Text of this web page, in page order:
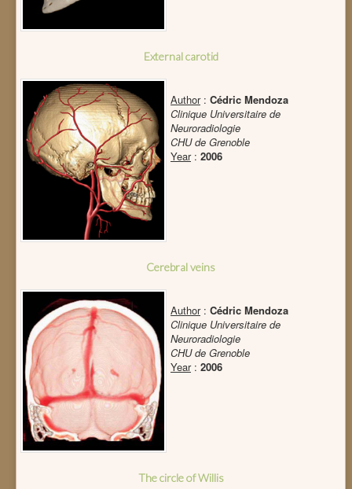
External carotid
Author: Cédric Mendoza
Clinique Universitaire de
Neuroradiologie
CHU de Grenoble
Year: 2006
Cerebral veins
Author: Cédric Mendoza
Clinique Universitaire de
Neuroradiologie
CHU de Grenoble
Year: 2006
The circle of Willis